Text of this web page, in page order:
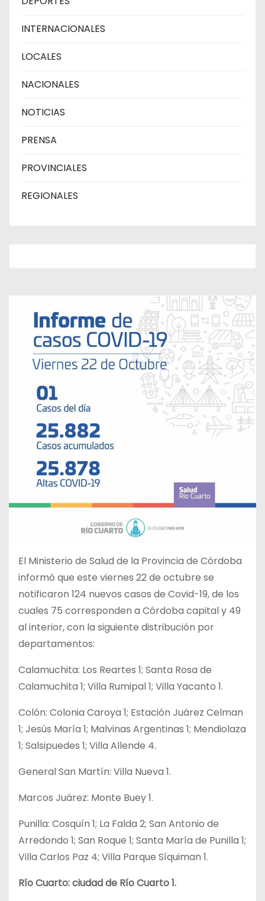
INTERNACIONALES
LOCALES
NACIONALES
NOTICIAS
PRENSA
PROVINCIALES
REGIONALES
El Ministerio de Salud de la Provincia de Córdoba
informó que este viernes 22 de octubre se
notificaron 124 nuevos casos de Covid-19, de los
cuales 75 corresponden a Córdoba capital y 49
al interior, con la siguiente distribución por
departamentos:
Calamuchita: Los Reartes 1; Santa Rosa de
Calamuchita 1; Villa Rumipal 1; Villa Yacanto 1.
Colón: Colonia Caroya 1; Estación Juárez Celman
1; Jesús María 1; Malvinas Argentinas 1; Mendiolaza
1; Salsipuedes 1; Villa Allende 4.
General San Martín: Villa Nueva 1.
Marcos Juárez: Monte Buey 1.
Punilla: Cosquín 1; La Falda 2; San Antonio de
Arredondo 1; San Roque 1; Santa María de Punilla 1;
Villa Carlos Paz 4; Villa Parque Síquiman 1.
Río Cuarto: ciudad de Río Cuarto 1.